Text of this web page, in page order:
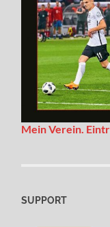
Mein Verein.
SUPPORT